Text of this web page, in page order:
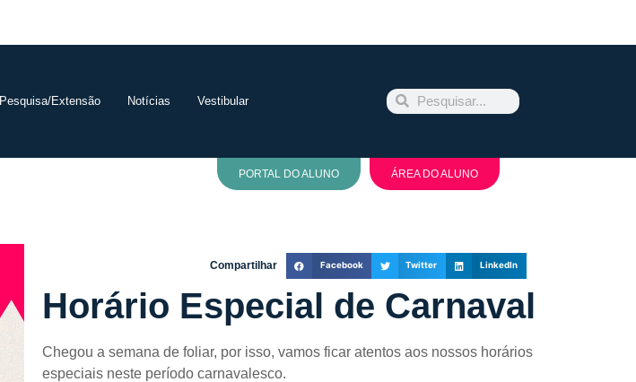
Pesquisa/Extensão Notícias Vestibular
PORTAL DO ALUNO ÁREA DO ALUNO
Compartilhar Facebook Twitter LinkedIn
Horário Especial de Carnaval
Chegou a semana de foliar, por isso, vamos ficar atentos aos nossos horários
especiais neste período carnavalesco.